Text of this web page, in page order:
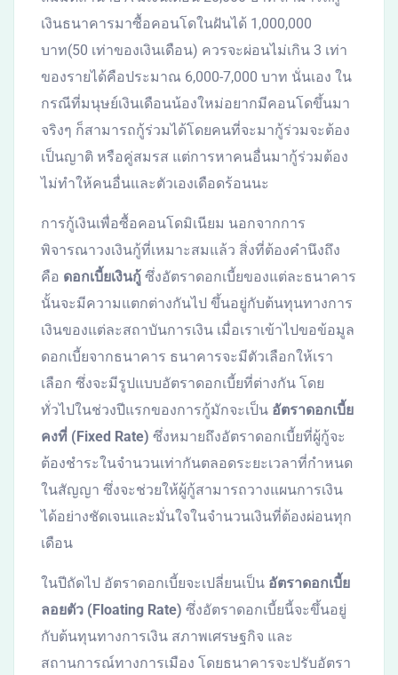
เงินธนาคารมาซื้อคอนโดในฝันได้ 1,000,000
บาท(50 เท่าของเงินเดือน) ควรจะผ่อนไม่เกิน 3 เท่า
ของรายได้คือประมาณ 6,000-7,000 บาท นั่นเอง ใน
กรณีที่มนุษย์เงินเดือนน้องใหม่อยากมีคอนโดขึ้นมา
จริงๆ ก็สามารถกู้ร่วมได้โดยคนที่จะมากู้ร่วมจะต้อง
เป็นญาติ หรือคู่สมรส แต่การหาคนอื่นมากู้ร่วมต้อง
ไม่ทำให้คนอื่นและตัวเองเดือดร้อนนะ
การกู้เงินเพื่อซื้อคอนโดมิเนียม นอกจากการ
พิจารณาวงเงินกู้ที่เหมาะสมแล้ว สิ่งที่ต้องคำนึงถึง
คือ ดอกเบี้ยเงินกู้ ซึ่งอัตราดอกเบี้ยของแต่ละธนาคาร
นั้นจะมีความแตกต่างกันไป ขึ้นอยู่กับต้นทุนทางการ
เงินของแต่ละสถาบันการเงิน เมื่อเราเข้าไปขอข้อมูล
ดอกเบี้ยจากธนาคาร ธนาคารจะมีตัวเลือกให้เรา
เลือก ซึ่งจะมีรูปแบบอัตราดอกเบี้ยที่ต่างกัน โดย
ทั่วไปในช่วงปีแรกของการกู้มักจะเป็น อัตราดอกเบี้ย
คงที่ (Fixed Rate) ซึ่งหมายถึงอัตราดอกเบี้ยที่ผู้กู้จะ
ต้องชำระในจำนวนเท่ากันตลอดระยะเวลาที่กำหนด
ในสัญญา ซึ่งจะช่วยให้ผู้กู้สามารถวางแผนการเงิน
ได้อย่างชัดเจนและมั่นใจในจำนวนเงินที่ต้องผ่อนทุก
เดือน
ในปีถัดไป อัตราดอกเบี้ยจะเปลี่ยนเป็น อัตราดอกเบี้ย
ลอยตัว (Floating Rate) ซึ่งอัตราดอกเบี้ยนี้จะขึ้นอยู่
กับต้นทุนทางการเงิน สภาพเศรษฐกิจ และ
สถานการณ์ทางการเมือง โดยธนาคารจะปรับอัตรา